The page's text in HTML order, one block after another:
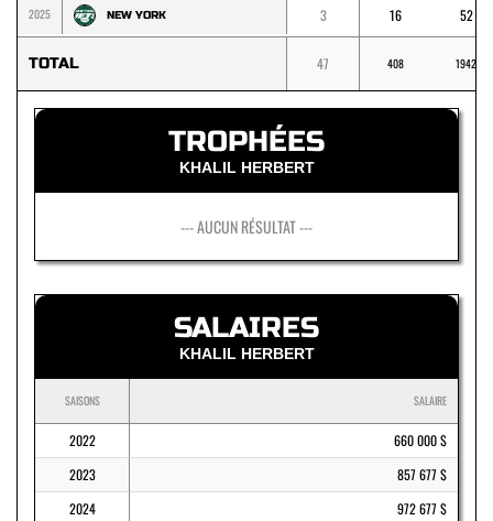
2025 NEW YORK 3 16 52
TOTAL 47 408 1942
TROPHÉES
KHALIL HERBERT
--- AUCUN RÉSULTAT ---
SALAIRES
KHALIL HERBERT
SAISONS SALAIRE
2022
660 000 $
2023
857 677 $
2024
972 677 $